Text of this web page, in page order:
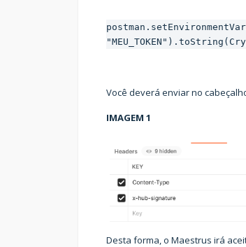
Você deverá enviar no
IMAGEM 1
Desta forma, o Maestrus irá